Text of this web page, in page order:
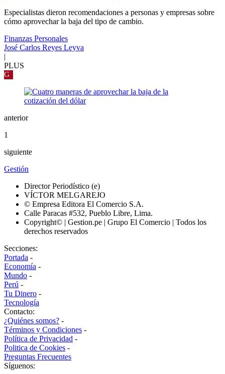
Especialistas dieron recomendaciones a personas y empresas sobre
cómo aprovechar la baja del tipo de cambio.
Finanzas Personales
José Carlos Reyes Leyva
PLUS
G
anterior
1
siguiente
Gestión
Director Periodístico (e)
VÍCTOR MELGAREJO
© Empresa Editora El Comercio S.A.
Calle Paracas #532, Pueblo Libre, Lima.
Copyright© | Gestion.pe | Grupo El Comercio | Todos los
derechos reservados
Secciones:
Portada -
Economía -
Mundo -
Perú -
Tu Dinero -
Tecnología
Contacto:
¿Quiénes somos? -
Términos y Condiciones -
Política de Privacidad -
Politica de Cookies -
Preguntas Frecuentes
Síguenos: